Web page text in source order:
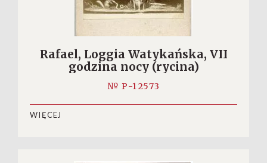
Rafael, Loggia Watykańska, VII
godzina nocy (rycina)
№ P-12573
WIĘCEJ